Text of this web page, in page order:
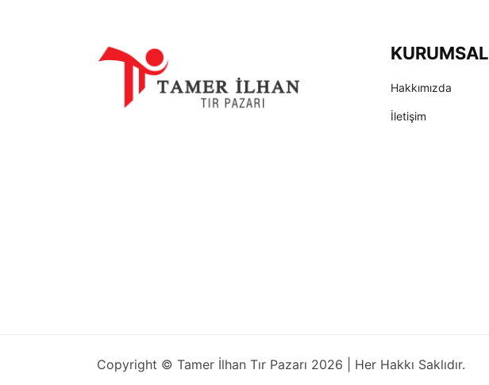
KURUMSAL
Hakkımızda
İletişim
Copyright © Tamer İlhan Tır Pazarı 2026 | Her Hakkı Saklıdır.